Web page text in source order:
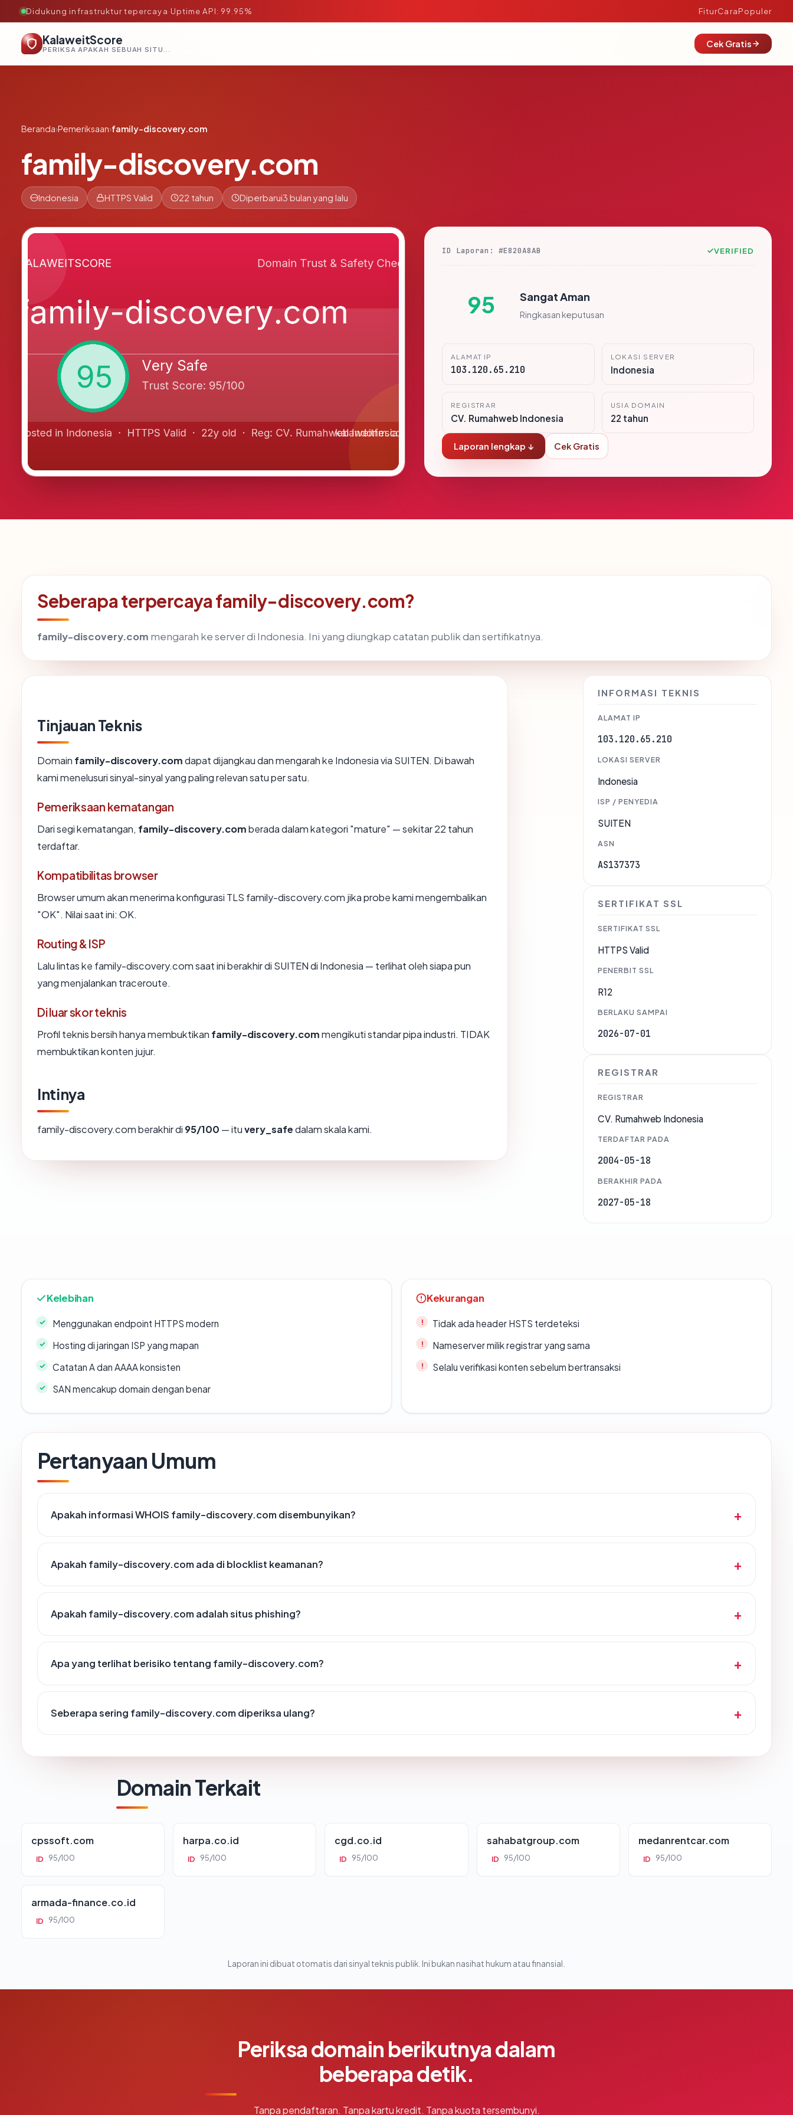
Didukung infrastruktur tepercaya·Uptime API: 99.95% FiturCaraPopuler
KalaweitScore
PERIKSA APAKAH SEBUAH SITUS AMAN, TEPERCAYA, DAN TERVERIFIKASI DALAM HITUNGAN DETIK.
Cek Gratis
Beranda›Pemeriksaan›family-discovery.com
family-discovery.com
Indonesia HTTPS Valid 22 tahun Diperbarui3 bulan yang lalu
ID Laporan: #E820A8AB VERIFIED
95 Sangat Aman
Ringkasan keputusan
ALAMAT IP
103.120.65.210
LOKASI SERVER
Indonesia
REGISTRAR
CV. Rumahweb Indonesia
USIA DOMAIN
22 tahun
Laporan lengkap ↓ Cek Gratis
Seberapa terpercaya family-discovery.com?
family-discovery.com mengarah ke server di Indonesia. Ini yang diungkap catatan publik dan sertifikatnya.
Tinjauan Teknis
Domain family-discovery.comdapat dijangkau dan mengarah ke Indonesia via SUITEN. Di bawah
kami menelusuri sinyal-sinyal yang paling relevan satu per satu.
Pemeriksaan kematangan
Dari segi kematangan, family-discovery.comberada dalam kategori "mature" — sekitar 22 tahun
terdaftar.
Kompatibilitas browser
Browser umum akan menerima konfigurasi TLS family-discovery.com jika probe kami mengembalikan
"OK". Nilai saat ini: OK.
Routing & ISP
Lalu lintas ke family-discovery.com saat ini berakhir di SUITEN di Indonesia — terlihat oleh siapa pun
yang menjalankan traceroute.
Di luar skor teknis
Profil teknis bersih hanya membuktikan family-discovery.commengikuti standar pipa industri. TIDAK
membuktikan konten jujur.
Intinya
family-discovery.com berakhir di 95/100 — ituvery_safedalam skala kami.
INFORMASI TEKNIS
ALAMAT IP
103.120.65.210
LOKASI SERVER
Indonesia
ISP / PENYEDIA
SUITEN
ASN
AS137373
SERTIFIKAT SSL
SERTIFIKAT SSL
HTTPS Valid
PENERBIT SSL
R12
BERLAKU SAMPAI
2026-07-01
REGISTRAR
REGISTRAR
CV. Rumahweb Indonesia
TERDAFTAR PADA
2004-05-18
BERAKHIR PADA
2027-05-18
Kelebihan
Menggunakan endpoint HTTPS modern
Hosting di jaringan ISP yang mapan
Catatan A dan AAAA konsisten
SAN mencakup domain dengan benar
Kekurangan
Tidak ada header HSTS terdeteksi
Nameserver milik registrar yang sama
Selalu verifikasi konten sebelum bertransaksi
Pertanyaan Umum
Apakah informasi WHOIS family-discovery.com disembunyikan?
Apakah family-discovery.com ada di blocklist keamanan?
Apakah family-discovery.com adalah situs phishing?
Apa yang terlihat berisiko tentang family-discovery.com?
Seberapa sering family-discovery.com diperiksa ulang?
Domain Terkait
cpssoft.com
ID 95/100
harpa.co.id
ID 95/100
cgd.co.id
ID 95/100
sahabatgroup.com
ID 95/100
medanrentcar.com
ID 95/100
armada-finance.co.id
ID 95/100
Laporan ini dibuat otomatis dari sinyal teknis publik. Ini bukan nasihat hukum atau finansial.
Periksa domain berikutnya dalam
beberapa detik.
Tanpa pendaftaran. Tanpa kartu kredit. Tanpa kuota tersembunyi.